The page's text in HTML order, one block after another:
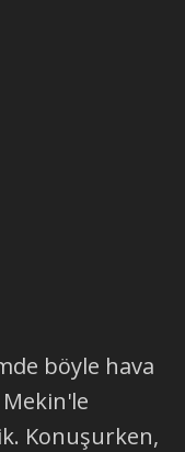
böyle hava
Konuşurken,